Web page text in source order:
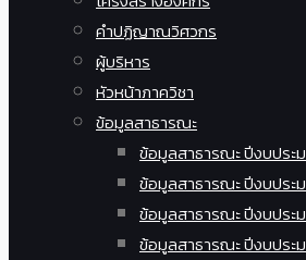
คำปฏิญาณวิศวกร
ผู้บริหาร
หัวหน้าภาควิชา
ข้อมูลสาธารณะ
ข้อมูลสาธารณะ ปีงบประ
ข้อมูลสาธารณะ ปีงบประ
ข้อมูลสาธารณะ ปีงบประ
ข้อมูลสาธารณะ ปีงบประ